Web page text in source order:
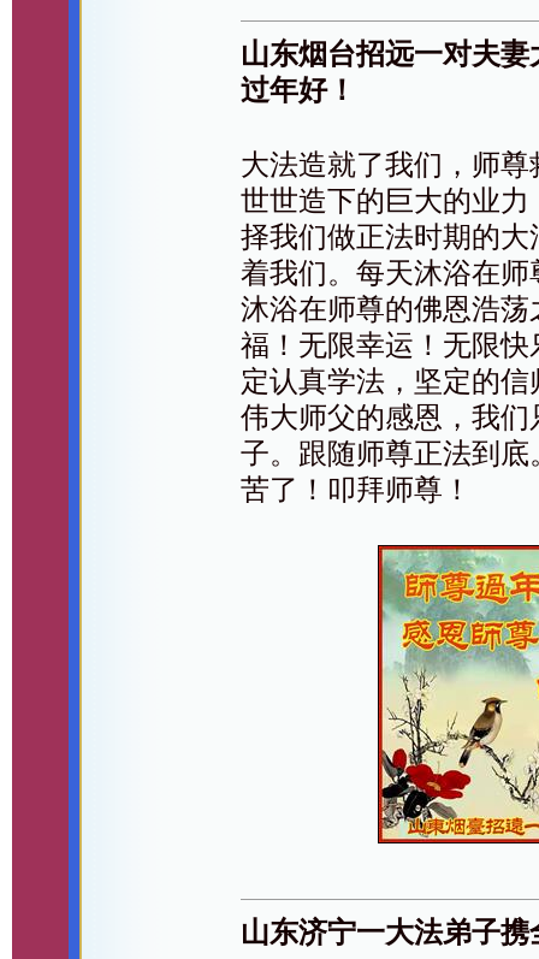
山东烟台招远一对夫
过年好！
大法造就了我们，师
世世造下的巨大的业
择我们做正法时期的
着我们。每天沐浴在
沐浴在师尊的佛恩浩
福！无限幸运！无限
定认真学法，坚定的
伟大师父的感恩，我
子。跟随师尊正法到
苦了！叩拜师尊！
山东济宁一大法弟子